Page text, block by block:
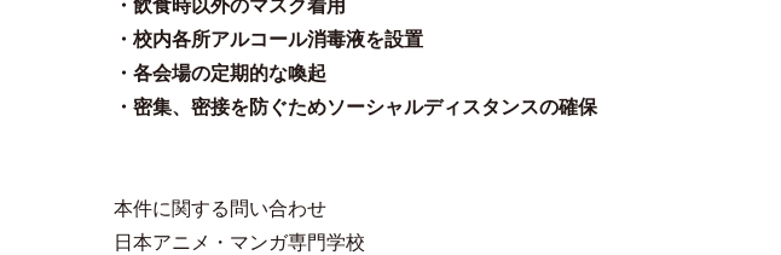
・飲食時以外のマスク着用
・校内各所アルコール消毒液を設置
・各会場の定期的な喚起
・密集、密接を防ぐためソーシャルディスタンスの確保
本件に関する問い合わせ
日本アニメ・マンガ専門学校